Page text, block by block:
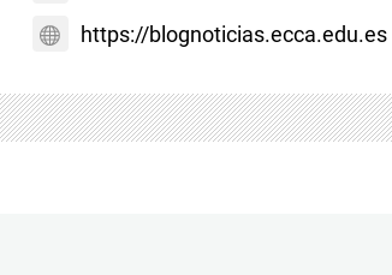
https://blognoticias.ecca.edu.es